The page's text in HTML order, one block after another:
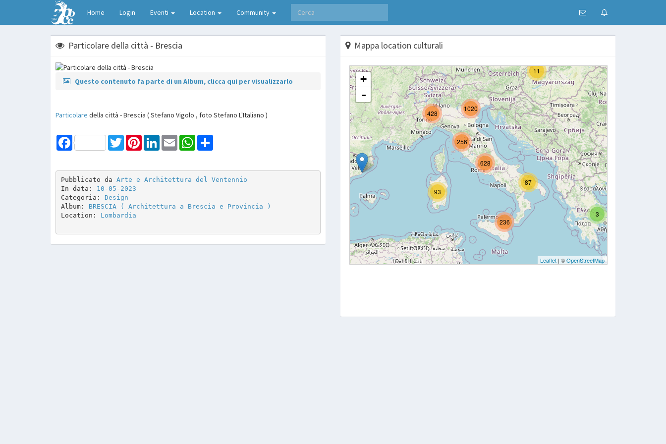
Home Login Eventi Location Community
Particolare della città - Brescia
Questo contenuto fa parte di un Album, clicca qui per visualizzarlo
Particolare della città - Brescia ( Stefano Vigolo , foto Stefano L'Italiano )
Facebook TwitterPinterestLinkedInEmail WhatsApp
Pubblicato da Arte e Architettura del Ventennio
In data: 10-05-2023
Categoria: Design
Album: BRESCIA ( Architettura a Brescia e Provincia )
Location: Lombardia
Mappa location culturali